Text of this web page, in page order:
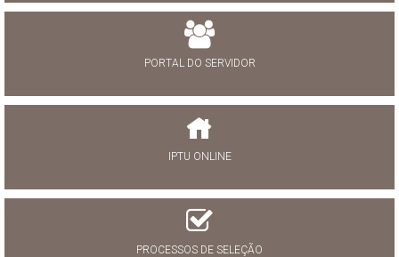
PORTAL DO SERVIDOR
IPTU ONLINE
PROCESSOS DE SELEÇÃO